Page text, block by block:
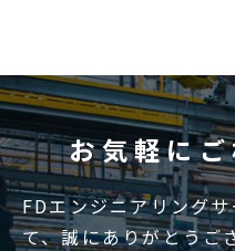
お気軽に
FDエンジニアリング
て、誠にありがとうご